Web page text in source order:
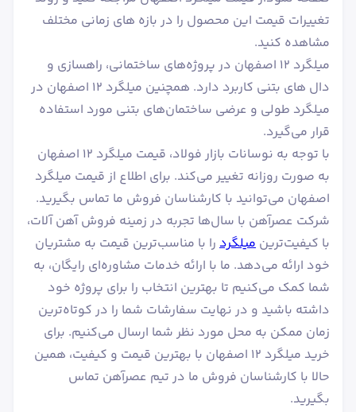
تغییرات قیمت این محصول را در بازه های زمانی مختلف
مشاهده کنید.
میلگرد ۱۲ اصفهان در پروژه‌های ساختمانی، راهسازی و
دال های بتنی کاربرد دارد. همچنین میلگرد ۱۲ اصفهان در
میلگرد طولی و عرضی ساختمان‌های بتنی مورد استفاده
قرار می‌گیرد.
با توجه به نوسانات بازار فولاد، قیمت میلگرد ۱۲ اصفهان
به صورت روزانه تغییر می‌کند. برای اطلاع از قیمت میلگرد
اصفهان می‌توانید با کارشناسان فروش ما تماس بگیرید.
شرکت عصرآهن با سال‌ها تجربه در زمینه فروش آهن آلات،
با کیفیت‌ترین میلگرد را با مناسب‌ترین قیمت به مشتریان
خود ارائه می‌دهد. ما با ارائه خدمات مشاوره‌ای رایگان، به
شما کمک می‌کنیم تا بهترین انتخاب را برای پروژه خود
داشته باشید و در نهایت سفارشات شما را در کوتاه‌ترین
زمان ممکن به محل مورد نظر شما ارسال می‌کنیم. برای
خرید میلگرد ۱۲ اصفهان با بهترین قیمت و کیفیت، همین
حالا با کارشناسان فروش ما در تیم عصرآهن تماس
بگیرید.